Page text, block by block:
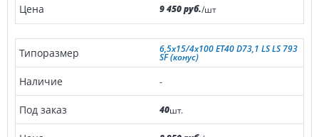
9 450 руб./шт
6,5x15/4x100 ET40 D73,1 LS LS 793
SF (конус)
-
40шт.